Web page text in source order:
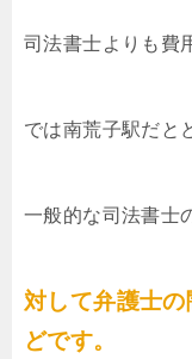
司法書士よりも費
では南荒子駅だと
一般的な司法書士
対して弁護士
どです。